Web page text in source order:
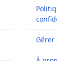
Gérer